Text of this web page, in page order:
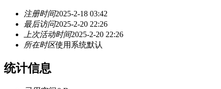
注册时间2025-2-18 03:42
最后访问2025-2-20 22:26
上次活动时间2025-2-20 22:26
所在时区使用系统默认
统计信息